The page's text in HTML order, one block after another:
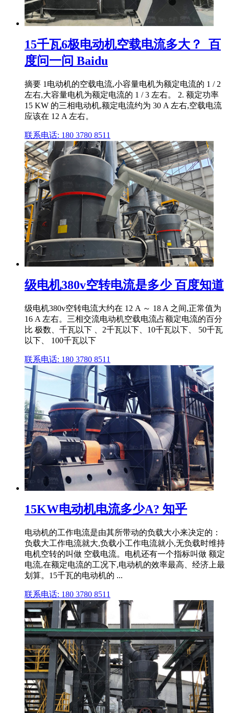
15千瓦6极电动机空载电流多大？_百
度问一问 Baidu
摘要 1电动机的空载电流,小容量电机为额定电流的 1 / 2
左右,大容量电机为额定电流的 1 / 3 左右。 2. 额定功率
15 KW 的三相电动机,额定电流约为 30 A 左右,空载电流
应该在 12 A 左右。
联系电话: 180 3780 8511
级电机380v空转电流是多少 百度知道
级电机380v空转电流大约在 12 A ～ 18 A 之间,正常值为
16 A 左右。三相交流电动机空载电流占额定电流的百分
比 极数、千瓦以下 、2千瓦以下、10千瓦以下、 50千瓦
以下、 100千瓦以下
联系电话: 180 3780 8511
15KW电动机电流多少A? 知乎
电动机的工作电流是由其所带动的负载大小来决定的：
负载大工作电流就大,负载小工作电流就小,无负载时维持
电机空转的叫做 空载电流。电机还有一个指标叫做 额定
电流,在额定电流的工况下,电动机的效率最高、经济上最
划算。15千瓦的电动机的 ...
联系电话: 180 3780 8511